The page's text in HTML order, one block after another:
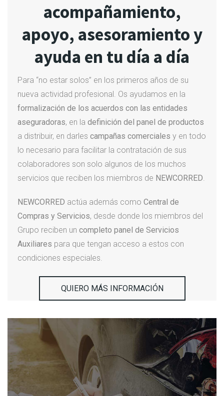
acompañamiento,
apoyo, asesoramiento y
ayuda en tu día a día
Para “no estar solos” en los primeros años de su
nueva actividad profesional. Os ayudamos en la
formalización de los acuerdos con las entidades
aseguradoras, en la definición del panel de productos
a distribuir, en darles campañas comerciales y en todo
lo necesario para facilitar la contratación de sus
colaboradores son solo algunos de los muchos
servicios que reciben los miembros de NEWCORRED.
NEWCORRED actúa además como Central de
Compras y Servicios, desde donde los miembros del
Grupo reciben un completo panel de Servicios
Auxiliares para que tengan acceso a estos con
condiciones especiales.
QUIERO MÁS INFORMACIÓN